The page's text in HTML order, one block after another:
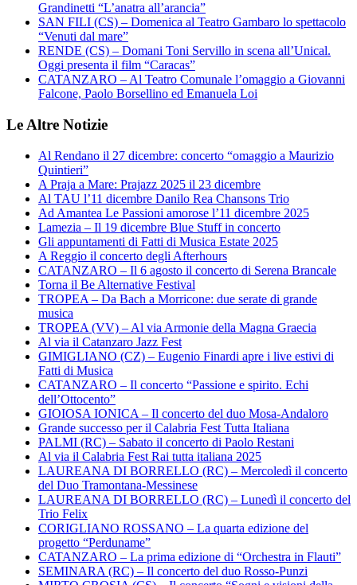
Grandinetti “L’anatra all’arancia”
SAN FILI (CS) – Domenica al Teatro Gambaro lo spettacolo
“Venuti dal mare”
RENDE (CS) – Domani Toni Servillo in scena all’Unical.
Oggi presenta il film “Caracas”
CATANZARO – Al Teatro Comunale l’omaggio a Giovanni
Falcone, Paolo Borsellino ed Emanuela Loi
Le Altre Notizie
Al Rendano il 27 dicembre: concerto “omaggio a Maurizio
Quintieri”
A Praja a Mare: Prajazz 2025 il 23 dicembre
Al TAU l’11 dicembre Danilo Rea Chansons Trio
Ad Amantea Le Passioni amorose l’11 dicembre 2025
Lamezia – Il 19 dicembre Blue Stuff in concerto
Gli appuntamenti di Fatti di Musica Estate 2025
A Reggio il concerto degli Afterhours
CATANZARO – Il 6 agosto il concerto di Serena Brancale
Torna il Be Alternative Festival
TROPEA – Da Bach a Morricone: due serate di grande
musica
TROPEA (VV) – Al via Armonie della Magna Graecia
Al via il Catanzaro Jazz Fest
GIMIGLIANO (CZ) – Eugenio Finardi apre i live estivi di
Fatti di Musica
CATANZARO – Il concerto “Passione e spirito. Echi
dell’Ottocento”
GIOIOSA IONICA – Il concerto del duo Mosa-Andaloro
Grande successo per il Calabria Fest Tutta Italiana
PALMI (RC) – Sabato il concerto di Paolo Restani
Al via il Calabria Fest Rai tutta italiana 2025
LAUREANA DI BORRELLO (RC) – Mercoledì il concerto
del Duo Tramontana-Messinese
LAUREANA DI BORRELLO (RC) – Lunedì il concerto del
Trio Felix
CORIGLIANO ROSSANO – La quarta edizione del
progetto “Perduname”
CATANZARO – La prima edizione di “Orchestra in Flauti”
SEMINARA (RC) – Il concerto del duo Rosso-Punzi